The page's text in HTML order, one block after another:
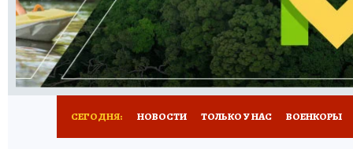
РАДИО КП РЕКЛАМА ТЕСТЫ НОВОЕ
СЕГОДНЯ: НОВОСТИ ТОЛЬКО У НАС ВОЕНКОРЫ